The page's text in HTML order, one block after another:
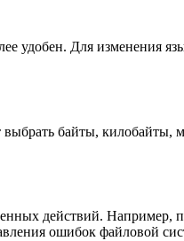
удобен. Для изменения
байты, килобайты,
действий. Например,
ошибок файловой